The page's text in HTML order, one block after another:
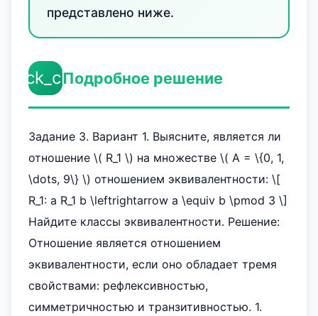
представлено ниже.
Подробное решение
Задание 3. Вариант 1. Выясните, является ли
отношение \( R_1 \) на множестве \( A = \{0, 1,
\dots, 9\} \) отношением эквивалентности: \[
R_1: a R_1 b \leftrightarrow a \equiv b \pmod 3 \]
Найдите классы эквивалентности. Решение:
Отношение является отношением
эквивалентности, если оно обладает тремя
свойствами: рефлексивностью,
симметричностью и транзитивностью. 1.